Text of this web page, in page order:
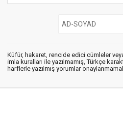
Küfür, hakaret, rencide edici cümleler
imla kuralları ile yazılmamış, Türkçe
harflerle yazılmış yorumlar